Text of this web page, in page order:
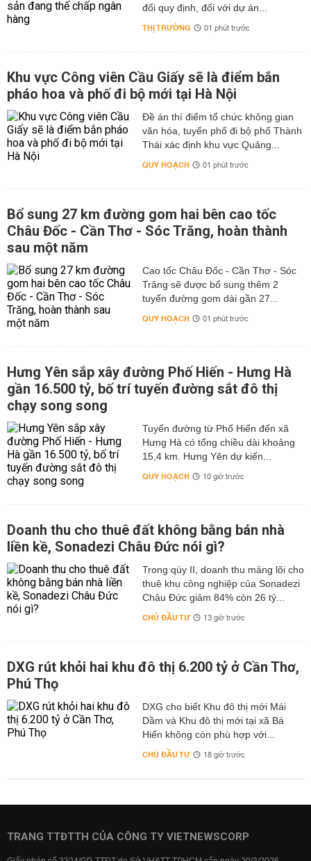
đổi quy định, đối với dự án...
THỊ TRƯỜNG 01 phút trước
Khu vực Công viên Cầu Giấy sẽ là điểm bắn
pháo hoa và phố đi bộ mới tại Hà Nội
Đề án thí điểm tổ chức không gian
văn hóa, tuyến phố đi bộ phố Thành
Thái xác định khu vực Quảng...
QUY HOẠCH 01 phút trước
Bổ sung 27 km đường gom hai bên cao tốc
Châu Đốc - Cần Thơ - Sóc Trăng, hoàn thành
sau một năm
Cao tốc Châu Đốc - Cần Thơ - Sóc
Trăng sẽ được bổ sung thêm 2
tuyến đường gom dài gần 27...
QUY HOẠCH 01 phút trước
Hưng Yên sắp xây đường Phố Hiến - Hưng Hà
gần 16.500 tỷ, bố trí tuyến đường sắt đô thị
chạy song song
Tuyến đường từ Phố Hiến đến xã
Hưng Hà có tổng chiều dài khoảng
15,4 km. Hưng Yên dự kiến...
QUY HOẠCH 10 giờ trước
Doanh thu cho thuê đất không bằng bán nhà
liền kề, Sonadezi Châu Đức nói gì?
Trong qúy II, doanh thu mảng lõi cho
thuê khu công nghiệp của Sonadezi
Châu Đức giảm 84% còn 26 tỷ...
CHỦ ĐẦU TƯ 13 giờ trước
DXG rút khỏi hai khu đô thị 6.200 tỷ ở Cần Thơ,
Phú Thọ
DXG cho biết Khu đô thị mới Mái
Dầm và Khu đô thị mới tại xã Bá
Hiến không còn phù hợp với...
CHỦ ĐẦU TƯ 18 giờ trước
TRANG TTĐTTH CỦA CÔNG TY VIETNEWSCORP